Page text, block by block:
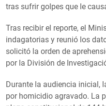
tras sufrir golpes que le
Tras recibir el reporte, el
indagatorias y reunió los
solicitó la orden de
por la División de
Durante la audiencia inicial,
por homicidio agravado. La